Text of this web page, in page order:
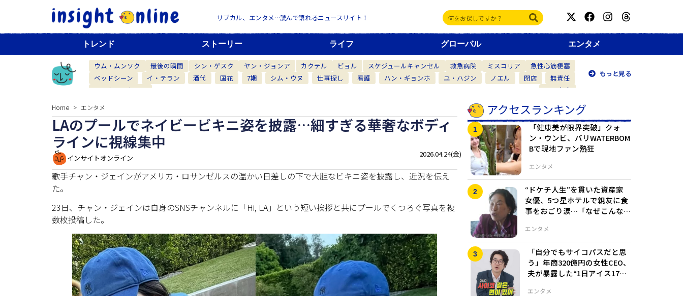
サブカル、エンタメ…読んで語れるニュースサイト！
トレンド ストーリー ライフ グローバル エンタメ
ウム・ムンソク 最後の瞬間 シン・ゲスク ヤン・ジョンア カクテル ビョル スケジュールキャンセル 救急病院 ミスコリア
急性心筋梗塞
ベッドシーン
イ・テラン 酒代 国花 7期 シム・ウヌ 仕事探し 看護 ハン・ギョンホ ユ・ハジン ノエル 閉店
無責任
ベーカリーカフェ
仲間意識
もっと見る
Home エンタメ
LAのプールでネイビービキニ姿を披露…細すぎる華奢なボディ
ラインに視線集中
インサイトオンライン 2026.04.24(金)
歌手チャン・ジェインがアメリカ・ロサンゼルスの温かい日差しの下で大胆なビキニ姿を披露し、近況を伝え
た。
23日、チャン・ジェインは自身のSNSチャンネルに「Hi, LA」という短い挨拶と共にプールでくつろぐ写真を複
数枚投稿した。
アクセスランキング
エンタメ
「健康美が限界突破」クォ
ン・ウンビ、バリWATERBOM
Bで現地ファン熱狂
エンタメ
“ドケチ人生”を貫いた資産家
女優、5つ星ホテルで親友に食
事をおごり涙…「なぜこんな
エンタメ
「自分でもサイコパスだと思
う」年商320億円の女性CEO、
夫が暴露した“1日アイス17